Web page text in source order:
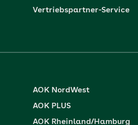
Vertriebspartner-Service
AOK NordWest
AOK PLUS
AOK Rheinland/Hamburg